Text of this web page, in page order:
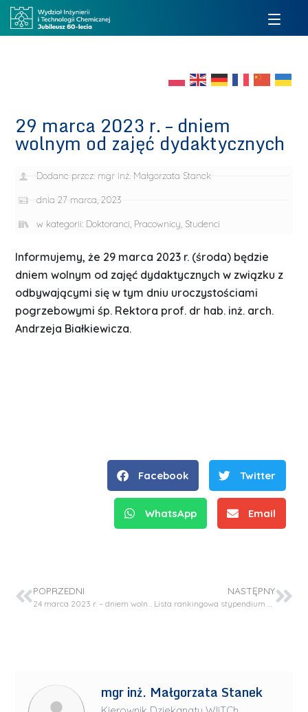
29 marca 2023 r. – dniem
wolnym od zajęć dydaktycznych
Dodane przez: mgr inż. Małgorzata Stanek
dnia 27 marca, 2023
w kategorii: Doktoranci, Pracownicy, Studenci
Informujemy, że 29 marca 2023 r. (środa) będzie
dniem wolnym od zajęć dydaktycznych w związku z
odbywającymi się w tym dniu uroczystościami
pogrzebowymi śp. Rektora prof. dr hab. inż. arch.
Andrzeja Białkiewicza.
Facebook Twitter
WhatsApp Email
POPRZEDNI
24 marca 2023 r. – dniem wolnym od zajęć dydaktycznych
NASTĘPNY
Lista rankingowa stypendium rektora oraz dodatkowa lista rankingowa stypendium rektora
mgr inż. Małgorzata Stanek